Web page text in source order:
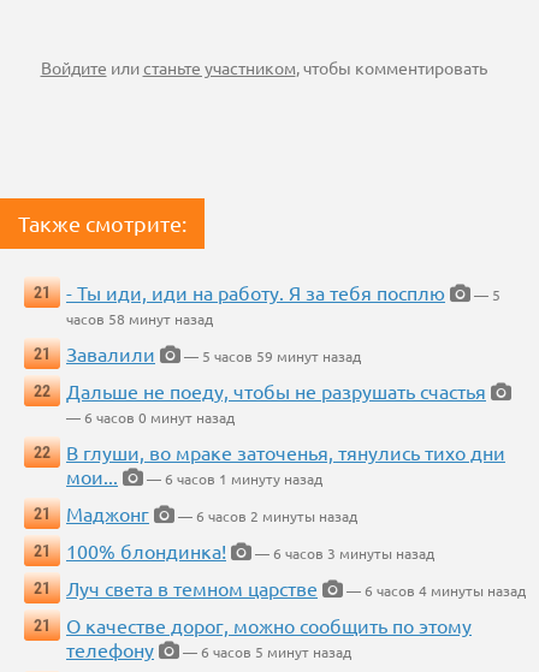
Войдите илистаньте участником, чтобы комментировать
Также смотрите:
21 - Ты иди, иди на работу. Я за тебя посплю
— 5
часов 58 минут назад
21
Завалили
— 5 часов 59 минут назад
22
Дальше не поеду, чтобы не разрушать счастья
— 6 часов 0 минут назад
22
В глуши, во мраке заточенья, тянулись тихо дни
мои...
— 6 часов 1 минуту назад
21
Маджонг
— 6 часов 2 минуты назад
21
100% блондинка!
— 6 часов 3 минуты назад
21
Луч света в темном царстве
— 6 часов 4 минуты назад
21
О качестве дорог, можно сообщить по этому
телефону
— 6 часов 5 минут назад